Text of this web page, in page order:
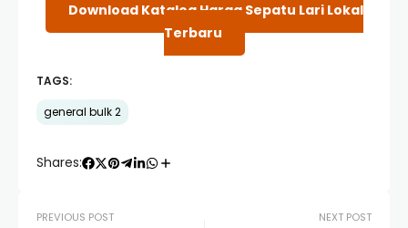
Download Katalog Harga Sepatu Lari Lokal
Terbaru
TAGS:
general bulk 2
Shares:
PREVIOUS POST NEXT POST